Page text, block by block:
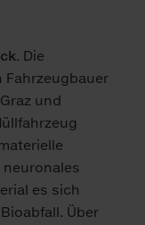
. Die
Fahrzeugbauer
und
neuronales
es sich
Über